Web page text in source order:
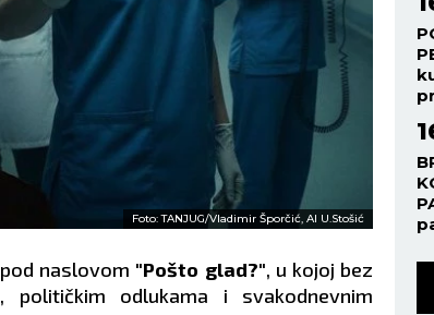
Foto: TANJUG/Vladimir Šporčić, AI U.Stošić
naslovom "Pošto glad?", u kojoj bez
političkim odlukama i svakodnevnim